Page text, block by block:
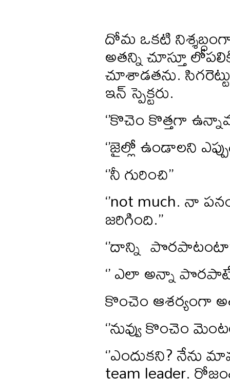
దోమ ఒకటి
అతన్ని చూస్తూ
చూశాడతను.
ఇన్ స్పెక్టరు.
‘’కొచెం కొత్తగా
‘’జైల్లో ఉండాలని
‘’నీ గురించి’’
‘’not much. నా
జరిగింది.’’
‘’దాన్ని
‘’ ఎలా అన్నా
కొంచెం ఆశర్యంగా
‘’నువ్వు కొంచెం
‘’ఎందుకని?
team leader.